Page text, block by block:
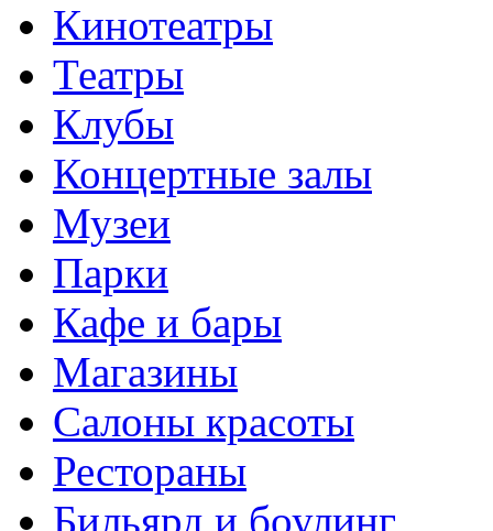
Кинотеатры
Театры
Клубы
Концертные залы
Музеи
Парки
Кафе и бары
Магазины
Салоны красоты
Рестораны
Бильярд и боулинг